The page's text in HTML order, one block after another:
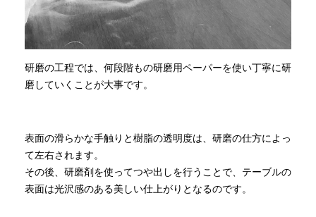
研磨の工程では、何段階もの研磨用ペーパーを使い丁寧に研
磨していくことが大事です。
表面の滑らかな手触りと樹脂の透明度は、研磨の仕方によっ
て左右されます。
その後、研磨剤を使ってつや出しを行うことで、テーブルの
表面は光沢感のある美しい仕上がりとなるのです。